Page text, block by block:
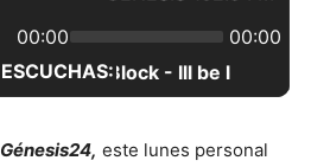
Génesis24, este lunes personal